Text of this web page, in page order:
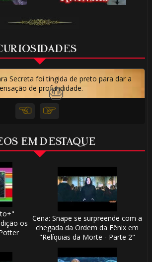
Secreta foi tingida de preto para dar a
de profundidade.
EM DESTAQUE
os
Cena: Snape se surpreende com a
chegada da Ordem da Fênix em
"Relíquias da Morte - Parte 2"
🎈
🎂
🎂
🎂